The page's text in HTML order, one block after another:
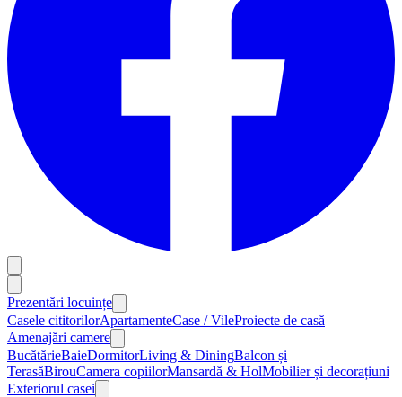
Prezentări locuințe
Casele cititorilorApartamenteCase / VileProiecte de casă
Amenajări camere
BucătărieBaieDormitorLiving & DiningBalcon și
TerasăBirouCamera copiilorMansardă & HolMobilier și decorațiuni
Exteriorul casei